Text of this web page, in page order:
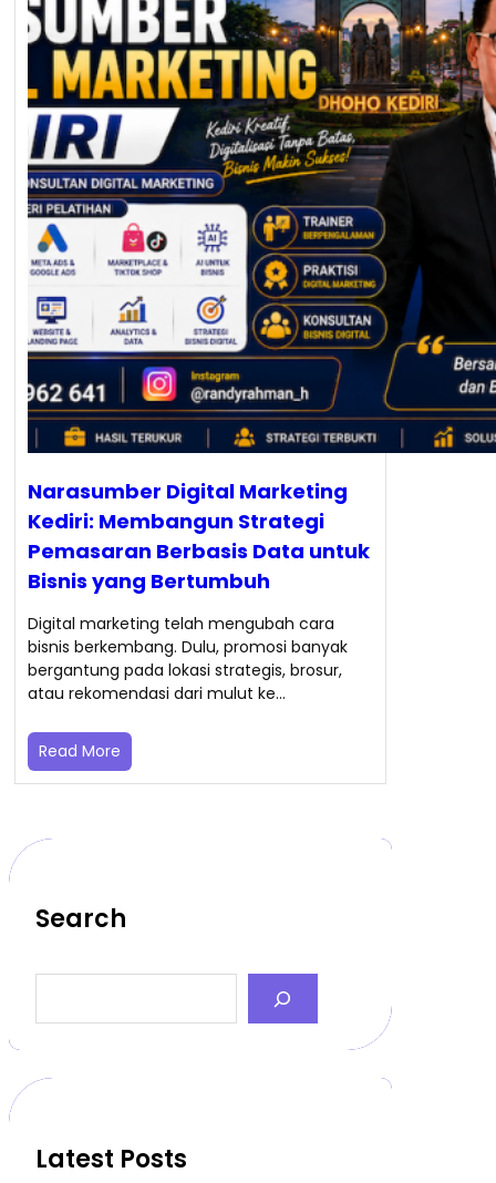
Narasumber Digital Marketing
Kediri: Membangun Strategi
Pemasaran Berbasis Data untuk
Bisnis yang Bertumbuh
Digital marketing telah mengubah cara
bisnis berkembang. Dulu, promosi banyak
bergantung pada lokasi strategis, brosur,
atau rekomendasi dari mulut ke…
Read More
Search
a
c
Latest Posts